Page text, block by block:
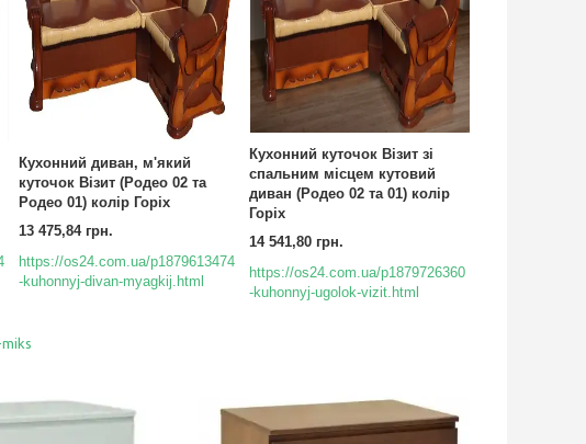
Кухонний диван, м'який
куточок Візит (Родео 02 та
Родео 01) колір Горіх
13 475,84 грн.
https://os24.com.ua/p1879613474
-kuhonnyj-divan-myagkij.html
Кухонний куточок Візит зі
спальним місцем кутовий
диван (Родео 02 та 01) колір
Горіх
14 541,80 грн.
https://os24.com.ua/p1879726360
-kuhonnyj-ugolok-vizit.html